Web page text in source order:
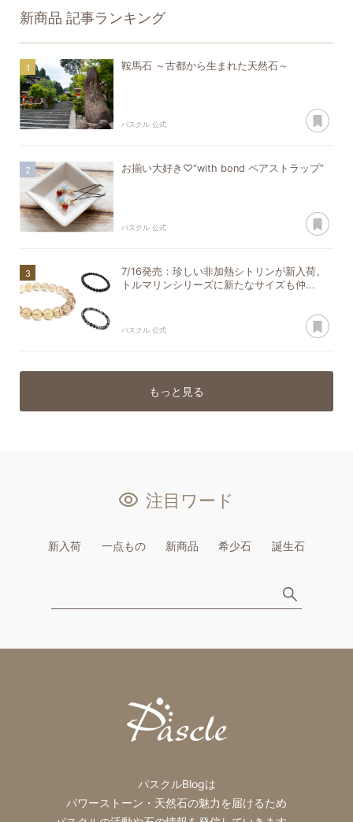
新商品 記事ランキング
鞍馬石 ～古都から生まれた天然石～
パスクル 公式
お揃い大好き♡“with bond ペアストラップ”
パスクル 公式
7/16発売：珍しい非加熱シトリンが新入荷。
トルマリンシリーズに新たなサイズも仲...
パスクル 公式
もっと見る
注目ワード
新入荷 一点もの 新商品 希少石 誕生石
パスクルBlogは
パワーストーン・天然石の魅力を届けるため